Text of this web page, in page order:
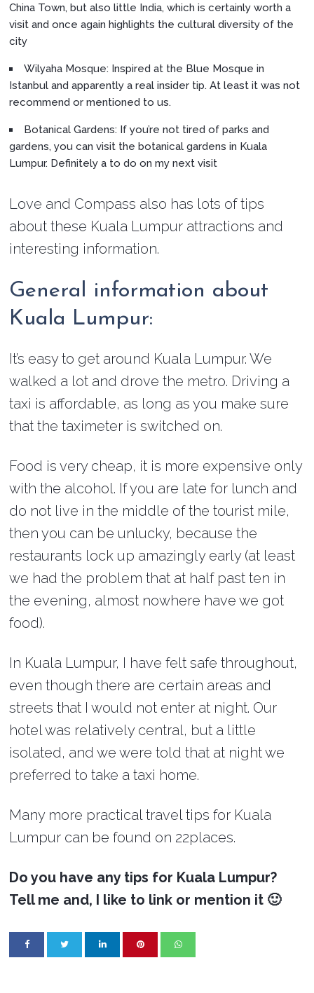
China Town, but also little India, which is certainly worth a
visit and once again highlights the cultural diversity of the
city
Wilyaha Mosque: Inspired at the Blue Mosque in
Istanbul and apparently a real insider tip. At least it was not
recommend or mentioned to us.
Botanical Gardens: If you’re not tired of parks and
gardens, you can visit the botanical gardens in Kuala
Lumpur. Definitely a to do on my next visit
Love and Compass also has lots of tips
about these Kuala Lumpur attractions and
interesting information.
General information about
Kuala Lumpur:
It’s easy to get around Kuala Lumpur. We
walked a lot and drove the metro. Driving a
taxi is affordable, as long as you make sure
that the taximeter is switched on.
Food is very cheap, it is more expensive only
with the alcohol. If you are late for lunch and
do not live in the middle of the tourist mile,
then you can be unlucky, because the
restaurants lock up amazingly early (at least
we had the problem that at half past ten in
the evening, almost nowhere have we got
food).
In Kuala Lumpur, I have felt safe throughout,
even though there are certain areas and
streets that I would not enter at night. Our
hotel was relatively central, but a little
isolated, and we were told that at night we
preferred to take a taxi home.
Many more practical travel tips for Kuala
Lumpur can be found on 22places.
Do you have any tips for Kuala Lumpur?
Tell me and, I like to link or mention it 🙂